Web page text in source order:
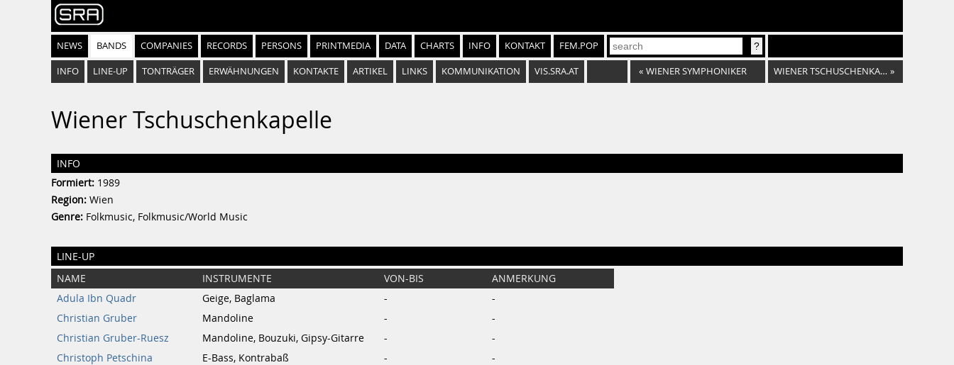
NEWS BANDS COMPANIES RECORDS PERSONS PRINTMEDIA DATA CHARTS INFO KONTAKT FEM.POP
INFO LINE-UP TONTRÄGER ERWÄHNUNGEN KONTAKTE ARTIKEL LINKS KOMMUNIKATION VIS.SRA.AT « WIENER SYMPHONIKER WIENER TSCHUSCHENKAPELLE & JOVICA PETKOVIC »
Wiener Tschuschenkapelle
INFO
Formiert: 1989
Region: Wien
Genre: Folkmusic, Folkmusic/World Music
LINE-UP
NAME INSTRUMENTE VON-BIS
ANMERKUNG
Adula Ibn Quadr
Geige, Baglama -
-
Christian Gruber
Mandoline -
-
Christian Gruber-Ruesz
Mandoline, Bouzuki, Gipsy-Gitarre -
-
Christoph Petschina
E-Bass, Kontrabaß -
-